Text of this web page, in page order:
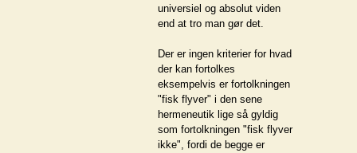
universiel og absolut viden
end at tro man gør det.
Der er ingen kriterier for hvad
der kan fortolkes
eksempelvis er fortolkningen
"fisk flyver" i den sene
hermeneutik lige så gyldig
som fortolkningen "fisk flyver
ikke", fordi de begge er